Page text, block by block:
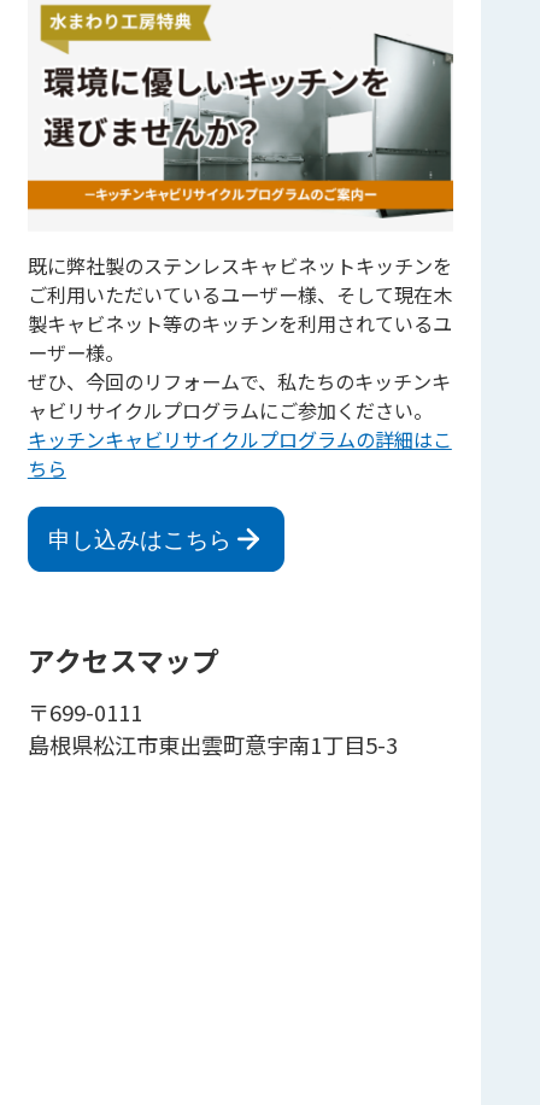
既に弊社製のステンレスキャビネットキッチンを
ご利用いただいているユーザー様、そして現在木
製キャビネット等のキッチンを利用されているユ
ーザー様。
ぜひ、今回のリフォームで、私たちのキッチンキ
ャビリサイクルプログラムにご参加ください。
キッチンキャビリサイクルプログラムの詳細はこ
ちら
申し込みはこちら
アクセスマップ
〒699-0111
島根県松江市東出雲町意宇南1丁目5-3